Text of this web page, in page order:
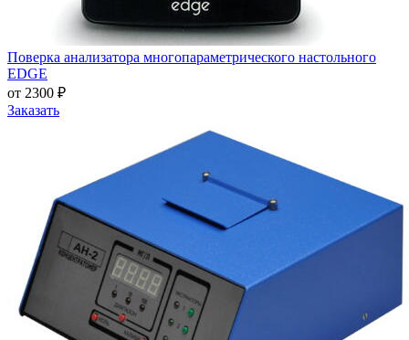
Поверка анализатора многопараметрического настольного
EDGE
от 2300 ₽
Заказать